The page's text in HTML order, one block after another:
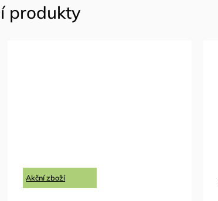
Akční zboží